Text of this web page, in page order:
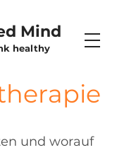
Mind
healthy
und worauf